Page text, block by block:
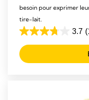
besoin pour exprimer
tire-lait.
3.7
3.7
out
of